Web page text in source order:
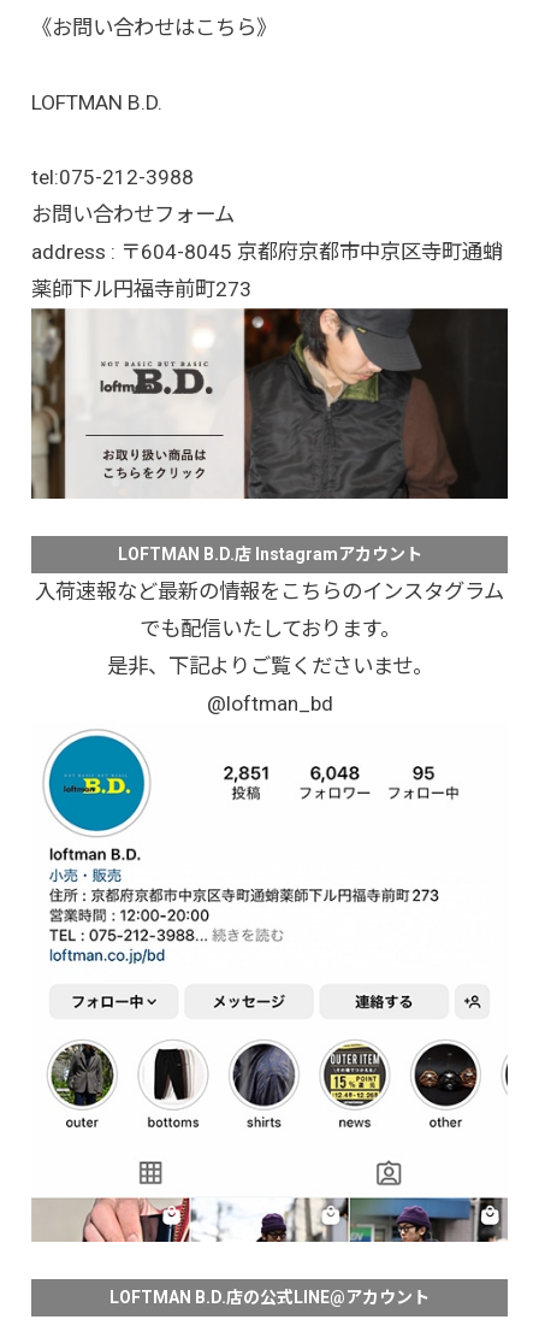
《お問い合わせはこちら》
LOFTMAN B.D.
tel:075-212-3988
お問い合わせフォーム
address : 〒604-8045 京都府京都市中京区寺町通蛸
薬師下ル円福寺前町273
LOFTMAN B.D.店 Instagramアカウント
入荷速報など最新の情報をこちらのインスタグラム
でも配信いたしております。
是非、下記よりご覧くださいませ。
@loftman_bd
LOFTMAN B.D.店の公式LINE@アカウント